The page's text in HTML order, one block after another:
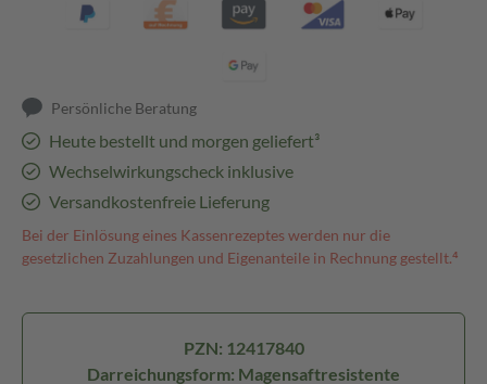
Persönliche Beratung
Heute bestellt und morgen geliefert³
Wechselwirkungscheck inklusive
Versandkostenfreie Lieferung
Bei der Einlösung eines Kassenrezeptes werden nur die
gesetzlichen Zuzahlungen und Eigenanteile in Rechnung gestellt.⁴
PZN: 12417840
Darreichungsform: Magensaftresistente